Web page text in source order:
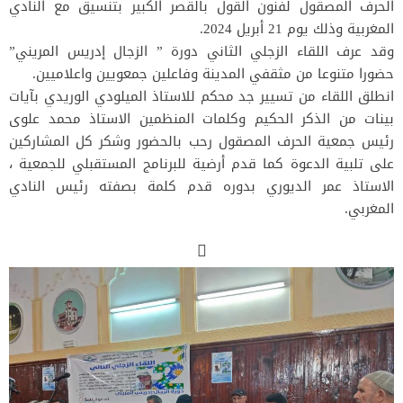
الحرف المصقول لفنون القول بالقصر الكبير بتنسيق مع النادي
المغربية وذلك يوم 21 أبريل 2024.
وقد عرف اللقاء الزجلي الثاني دورة ” الزجال إدريس المريني”
حضورا متنوعا من مثقفي المدينة وفاعلين جمعويين واعلاميين.
انطلق اللقاء من تسيير جد محكم للاستاذ الميلودي الوريدي بآيات
بينات من الذكر الحكيم وكلمات المنظمين الاستاذ محمد علوى
رئيس جمعية الحرف المصقول رحب بالحضور وشكر كل المشاركين
على تلبية الدعوة كما قدم أرضية للبرنامج المستقبلي للجمعية ،
الاستاذ عمر الديوري بدوره قدم كلمة بصفته رئيس النادي
المغربي.